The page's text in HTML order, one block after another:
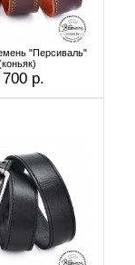
"Персиваль"
р.